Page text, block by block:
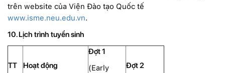
trên website của Viện Đào tạo Quốc tế
www.isme.neu.edu.vn.
10. Lịch trình tuyển sinh
TT Hoạt động
Đợt 1
(Early
Đợt 2